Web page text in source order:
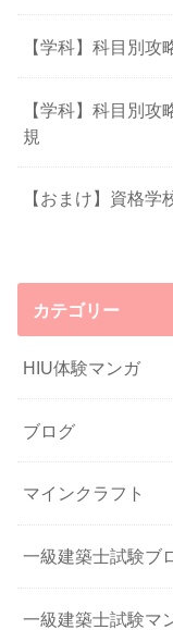
【学科】科目別
【学科】科目別
規
【おまけ】資格
カテゴリー
HIU体験マンガ
ブログ
マインクラフト
一級建築士試験ブ
一級建築士試験マ